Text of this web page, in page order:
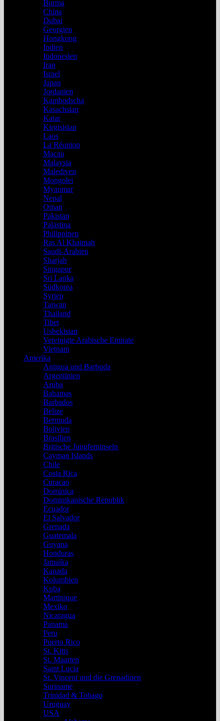
Burma
China
Dubai
Georgien
Hongkong
Indien
Indonesien
Iran
Israel
Japan
Jordanien
Kambodscha
Kasachstan
Katar
Kirgisistan
Laos
La Réunion
Macau
Malaysia
Malediven
Mongolei
Myanmar
Nepal
Oman
Pakistan
Palästina
Philippinen
Ras Al Khaimah
Saudi-Arabien
Sharjah
Singapur
Sri Lanka
Südkorea
Syrien
Taiwan
Thailand
Tibet
Usbekistan
Vereinigte Arabische Emirate
Vietnam
Amerika
Antigua und Barbuda
Argentinien
Aruba
Bahamas
Barbados
Belize
Bermuda
Bolivien
Brasilien
Britische Jungferninseln
Cayman Islands
Chile
Costa Rica
Curacao
Dominica
Dominikanische Republik
Ecuador
El Salvador
Grenada
Guatemala
Guyana
Honduras
Jamaika
Kanada
Kolumbien
Kuba
Martinique
Mexiko
Nicaragua
Panama
Peru
Puerto Rico
St. Kitts
St. Maarten
Saint Lucia
St. Vincent und die Grenadinen
Suriname
Trinidad & Tobago
Uruguay
USA